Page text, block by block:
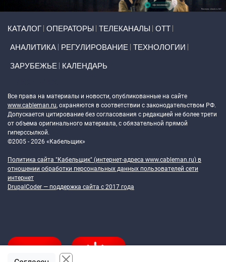
КАТАЛОГ ОПЕРАТОРЫ ТЕЛЕКАНАЛЫ ОТТ
АНАЛИТИКА РЕГУЛИРОВАНИЕ ТЕХНОЛОГИИ
ЗАРУБЕЖЬЕ КАЛЕНДАРЬ
Все права на материалы и новости, опубликованные на сайте
www.cableman.ru, охраняются в соответствии с законодательством РФ.
Допускается цитирование без согласования с редакцией не более трети
от объема оригинального материала, с обязательной прямой
гиперссылкой.
©2005 - 2026 «Кабельщик»
Политика сайта "Кабельщик" (интернет-адреса www.cableman.ru) в
отношении обработки персональных данных пользователей сети
интернет
DrupalCoder — поддержка сайта c 2017 года